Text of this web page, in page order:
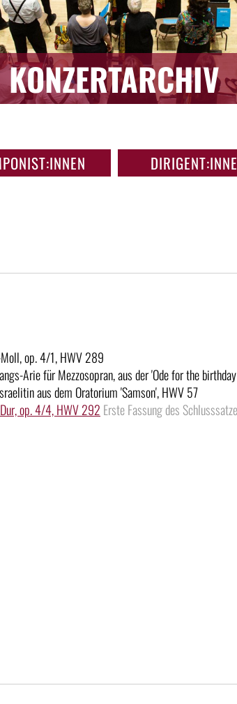
KONZERTARCHIV
op. 4/1, HWV 289
Arie für Mezzosopran, aus der 'Ode for the
aus dem Oratorium 'Samson', HWV 57
op. 4/4, HWV 292 Erste Fassung des